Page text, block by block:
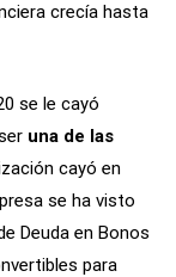
crecía hasta
se le cayó
una de las
cayó en
se ha visto
Deuda en Bonos
para